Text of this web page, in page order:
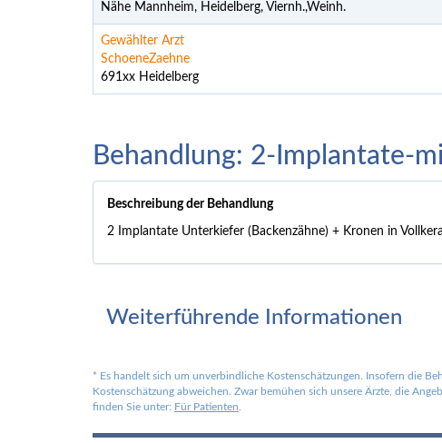
Nähe Mannheim, Heidelberg, Viernh.,Weinh.
Gewählter Arzt
SchoeneZaehne
691xx Heidelberg
Behandlung: 2-Implantate-
Beschreibung der Behandlung
2 Implantate Unterkiefer (Backenzähne) + Kronen in
Weiterführende Informationen
* Es handelt sich um unverbindliche Kostenschätzungen. Insofern die
Kostenschätzung abweichen. Zwar bemühen sich unsere Ärzte, die
finden Sie unter: Für Patienten